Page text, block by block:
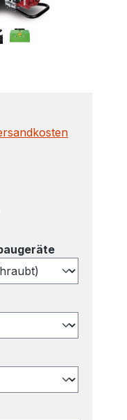
auswählen